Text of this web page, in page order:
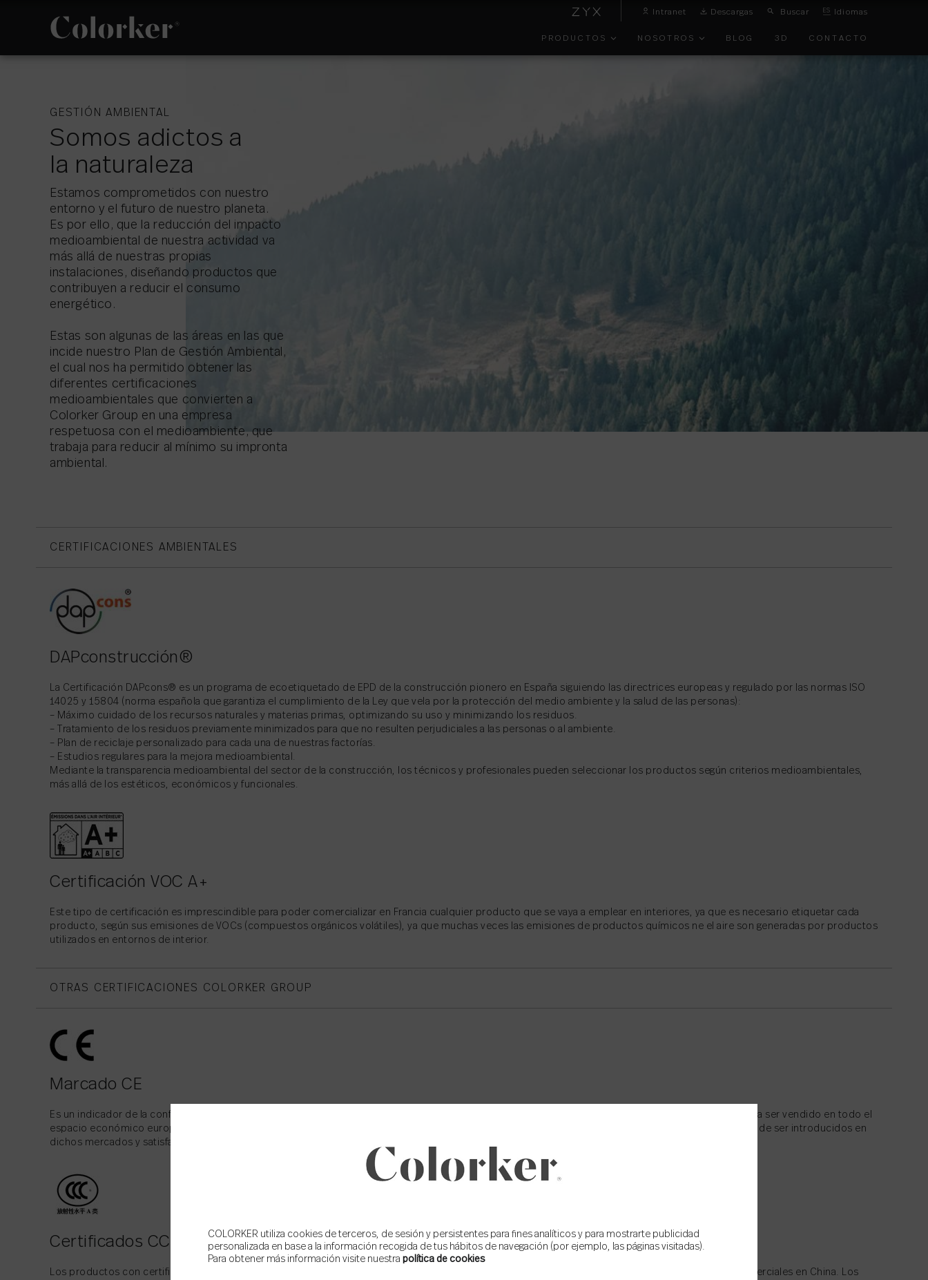
Intranet Descargas Buscar ES Idiomas
PRODUCTOS
ESPACIO
NOSOTROS
POLÍTICA DE
GESTIÓN
INTEGRADA
BLOG 3D CONTACTO
GESTIÓN AMBIENTAL
Somos adictos a
la naturaleza
Estamos comprometidos con nuestro
entorno y el futuro de nuestro planeta.
Es por ello, que la reducción del impacto
medioambiental de nuestra actividad va
más allá de nuestras propias
instalaciones, diseñando productos que
contribuyen a reducir el consumo
energético.
Estas son algunas de las áreas en las que
incide nuestro Plan de Gestión Ambiental,
el cual nos ha permitido obtener las
diferentes certificaciones
medioambientales que convierten a
Colorker Group en una empresa
respetuosa con el medioambiente, que
trabaja para reducir al mínimo su impronta
ambiental.
CERTIFICACIONES AMBIENTALES
DAPconstrucción®
La Certificación DAPcons® es un programa de ecoetiquetado de EPD de la construcción pionero en España siguiendo las directrices europeas y regulado por las normas ISO
14025 y 15804 (norma española que garantiza el cumplimiento de la Ley que vela por la protección del medio ambiente y la salud de las personas):
– Máximo cuidado de los recursos naturales y materias primas, optimizando su uso y minimizando los residuos.
– Tratamiento de los residuos previamente minimizados para que no resulten perjudiciales a las personas o al ambiente.
– Plan de reciclaje personalizado para cada una de nuestras factorías.
– Estudios regulares para la mejora medioambiental.
Mediante la transparencia medioambiental del sector de la construcción, los técnicos y profesionales pueden seleccionar los productos según criterios medioambientales,
más allá de los estéticos, económicos y funcionales.
Certificación VOC A+
Este tipo de certificación es imprescindible para poder comercializar en Francia cualquier producto que se vaya a emplear en interiores, ya que es necesario etiquetar cada
producto, según sus emisiones de VOCs (compuestos orgánicos volátiles), ya que muchas veces las emisiones de productos químicos ne el aire son generadas por productos
utilizados en entornos de interior.
OTRAS CERTIFICACIONES COLORKER GROUP
Marcado CE
Es un indicador de la conformidad de un producto con la legislación de la UE. Colorker tiene el marcado CE, lo que asegura la validez del producto para ser vendido en todo el
espacio económico europeo (EEE), lslandia, Noruega y Linchestein (AELC) y Turquía. Por tanto los productos de nuestra empresa son evaluados antes de ser introducidos en
dichos mercados y satisfacen los requisitos legales para ser vendidos.
Certificados CCC
Los productos con certificación obligatoria de China (CCC), vigente desde 2002, pueden ser importados, vendidos y/o utilizados en actividades comerciales en China. Los
COLORKER utiliza cookies de terceros, de sesión y persistentes para fines analíticos y para mostrarte publicidad
personalizada en base a la información recogida de tus hábitos de navegación (por ejemplo, las páginas visitadas).
Para obtener más información visite nuestra política de cookies